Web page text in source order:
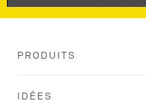
PRODUITS
IDÉES